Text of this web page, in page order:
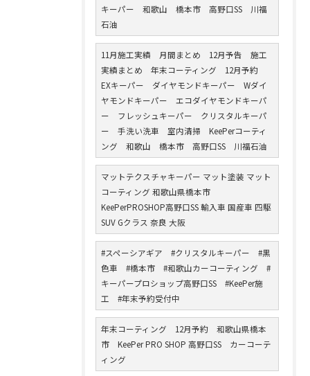
キーパー 和歌山 橋本市 高野口SS 川福
石油
11月施工実績 月間まとめ 12月予告 施工
実績まとめ 年末コーティング 12月予約
EXキーパー ダイヤモンドキーパー Wダイ
ヤモンドキーパー エコダイヤモンドキーパ
ー フレッシュキーパー クリスタルキーパ
ー 手洗い洗車 室内清掃 KeePerコーティ
ング 和歌山 橋本市 高野口SS 川福石油
マットテクスチャキーパー マット塗装 マット
コーティング 和歌山県橋本市
KeePerPROSHOP高野口SS 輸入車 国産車 四駆
SUV Gクラス 奈良 大阪
#スペーシアギア #クリスタルキーパー #黒
色車 #橋本市 #和歌山カーコーティング #
キーパープロショップ高野口SS #KeePer施
工 #年末予約受付中
年末コーティング 12月予約 和歌山県橋本
市 KeePer PRO SHOP 高野口SS カーコーテ
ィング